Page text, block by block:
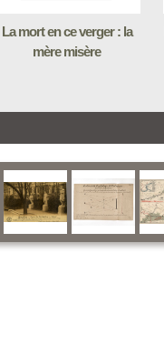
La mort en ce verger : la
mère misère